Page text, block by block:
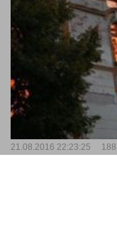
21.08.2016 22:23:25